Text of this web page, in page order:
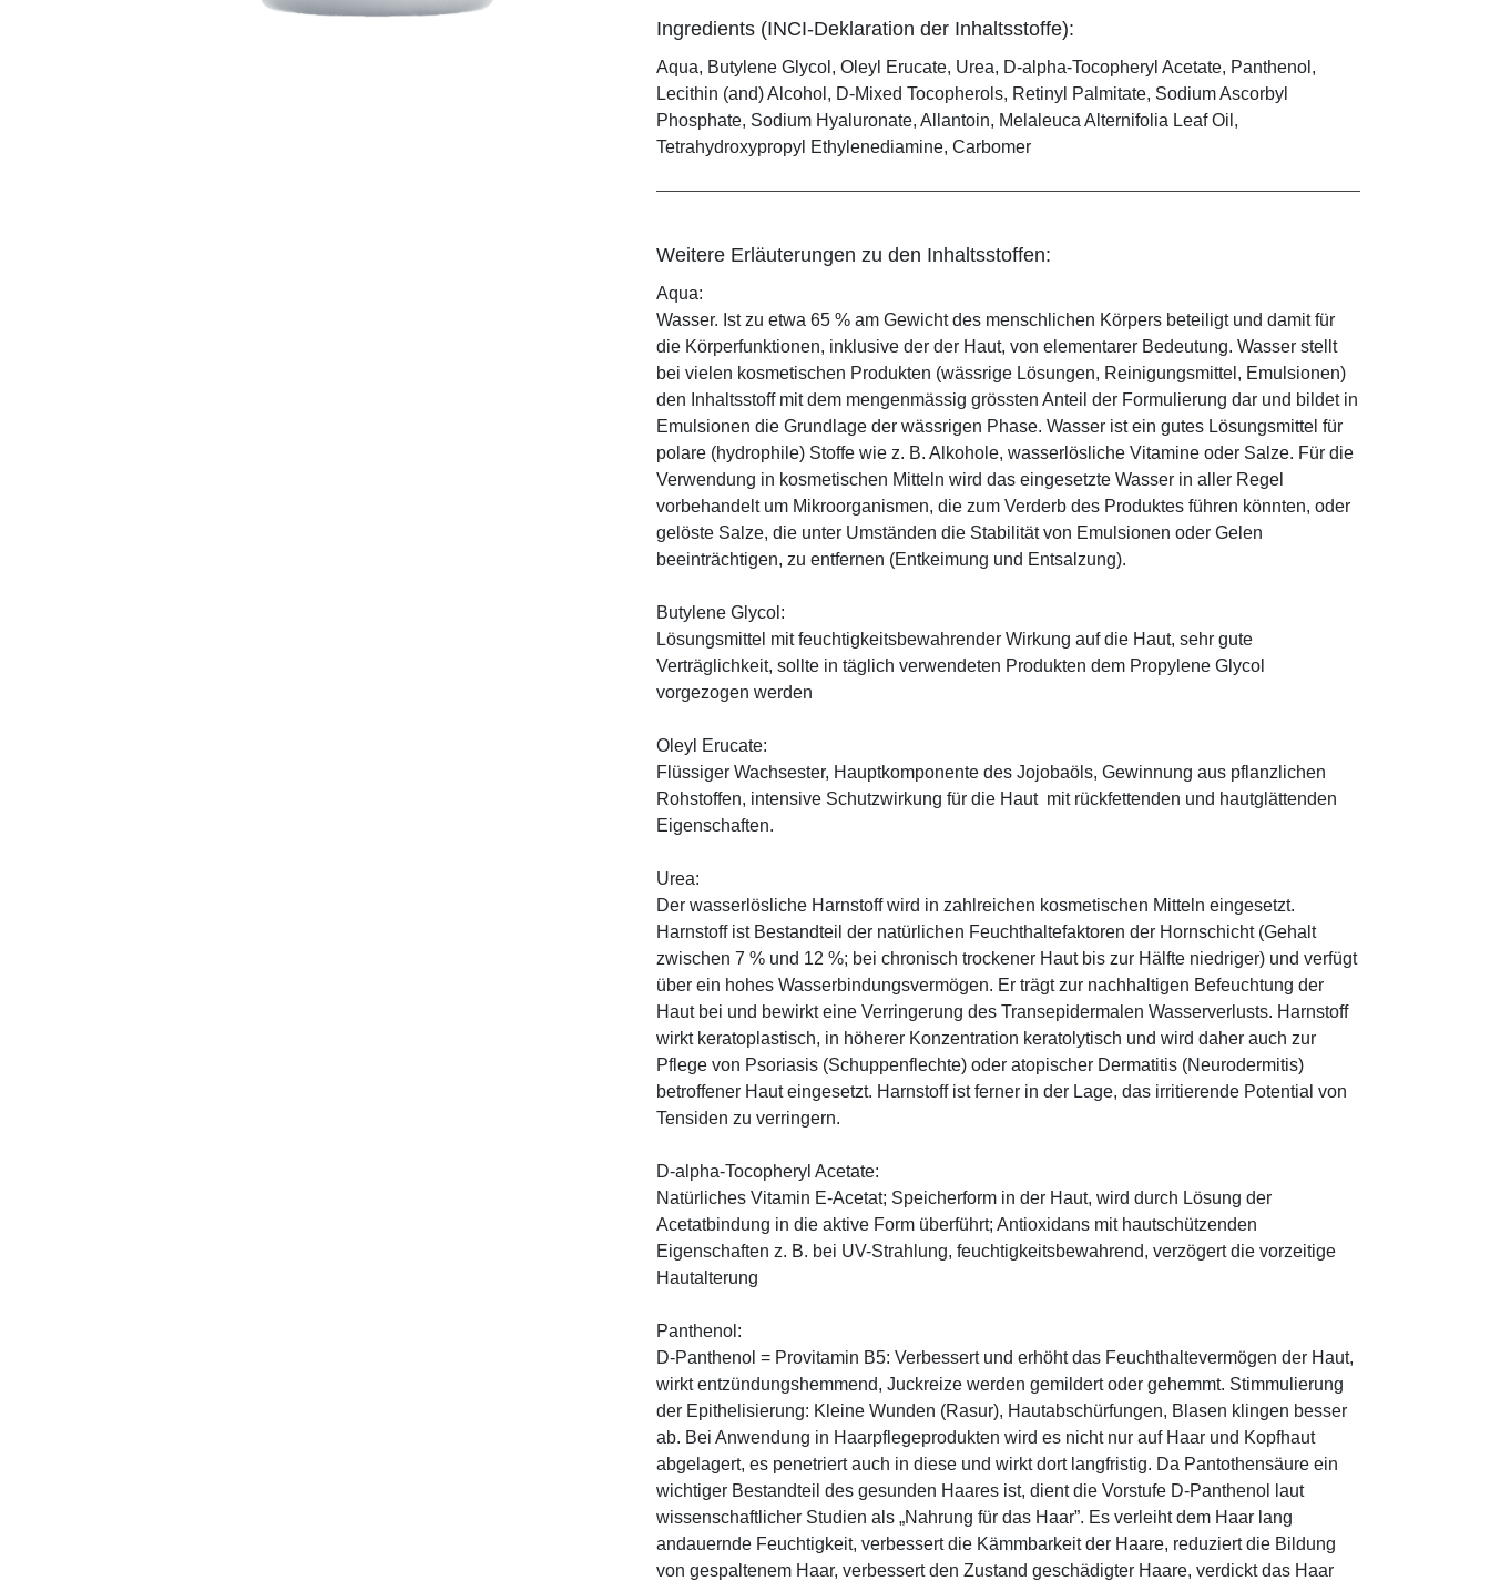
Ingredients (INCI-Deklaration der Inhaltsstoffe):
Aqua, Butylene Glycol, Oleyl Erucate, Urea, D-alpha-Tocopheryl Acetate, Panthenol,
Lecithin (and) Alcohol, D-Mixed Tocopherols, Retinyl Palmitate, Sodium Ascorbyl
Phosphate, Sodium Hyaluronate, Allantoin, Melaleuca Alternifolia Leaf Oil,
Tetrahydroxypropyl Ethylenediamine, Carbomer
Weitere Erläuterungen zu den Inhaltsstoffen:
Aqua:
Wasser. Ist zu etwa 65 % am Gewicht des menschlichen Körpers beteiligt und damit für
die Körperfunktionen, inklusive der der Haut, von elementarer Bedeutung. Wasser stellt
bei vielen kosmetischen Produkten (wässrige Lösungen, Reinigungsmittel, Emulsionen)
den Inhaltsstoff mit dem mengenmässig grössten Anteil der Formulierung dar und bildet in
Emulsionen die Grundlage der wässrigen Phase. Wasser ist ein gutes Lösungsmittel für
polare (hydrophile) Stoffe wie z. B. Alkohole, wasserlösliche Vitamine oder Salze. Für die
Verwendung in kosmetischen Mitteln wird das eingesetzte Wasser in aller Regel
vorbehandelt um Mikroorganismen, die zum Verderb des Produktes führen könnten, oder
gelöste Salze, die unter Umständen die Stabilität von Emulsionen oder Gelen
beeinträchtigen, zu entfernen (Entkeimung und Entsalzung).
Butylene Glycol:
Lösungsmittel mit feuchtigkeitsbewahrender Wirkung auf die Haut, sehr gute
Verträglichkeit, sollte in täglich verwendeten Produkten dem Propylene Glycol
vorgezogen werden
Oleyl Erucate:
Flüssiger Wachsester, Hauptkomponente des Jojobaöls, Gewinnung aus pflanzlichen
Rohstoffen, intensive Schutzwirkung für die Haut mit rückfettenden und hautglättenden
Eigenschaften.
Urea:
Der wasserlösliche Harnstoff wird in zahlreichen kosmetischen Mitteln eingesetzt.
Harnstoff ist Bestandteil der natürlichen Feuchthaltefaktoren der Hornschicht (Gehalt
zwischen 7 % und 12 %; bei chronisch trockener Haut bis zur Hälfte niedriger) und verfügt
über ein hohes Wasserbindungsvermögen. Er trägt zur nachhaltigen Befeuchtung der
Haut bei und bewirkt eine Verringerung des Transepidermalen Wasserverlusts. Harnstoff
wirkt keratoplastisch, in höherer Konzentration keratolytisch und wird daher auch zur
Pflege von Psoriasis (Schuppenflechte) oder atopischer Dermatitis (Neurodermitis)
betroffener Haut eingesetzt. Harnstoff ist ferner in der Lage, das irritierende Potential von
Tensiden zu verringern.
D-alpha-Tocopheryl Acetate:
Natürliches Vitamin E-Acetat; Speicherform in der Haut, wird durch Lösung der
Acetatbindung in die aktive Form überführt; Antioxidans mit hautschützenden
Eigenschaften z. B. bei UV-Strahlung, feuchtigkeitsbewahrend, verzögert die vorzeitige
Hautalterung
Panthenol:
D-Panthenol = Provitamin B5: Verbessert und erhöht das Feuchthaltevermögen der Haut,
wirkt entzündungshemmend, Juckreize werden gemildert oder gehemmt. Stimmulierung
der Epithelisierung: Kleine Wunden (Rasur), Hautabschürfungen, Blasen klingen besser
ab. Bei Anwendung in Haarpflegeprodukten wird es nicht nur auf Haar und Kopfhaut
abgelagert, es penetriert auch in diese und wirkt dort langfristig. Da Pantothensäure ein
wichtiger Bestandteil des gesunden Haares ist, dient die Vorstufe D-Panthenol laut
wissenschaftlicher Studien als „Nahrung für das Haar”. Es verleiht dem Haar lang
andauernde Feuchtigkeit, verbessert die Kämmbarkeit der Haare, reduziert die Bildung
von gespaltenem Haar, verbessert den Zustand geschädigter Haare, verdickt das Haar